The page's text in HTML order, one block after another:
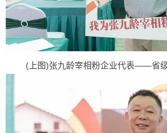
(上图)张九龄宰相粉企业代表——省